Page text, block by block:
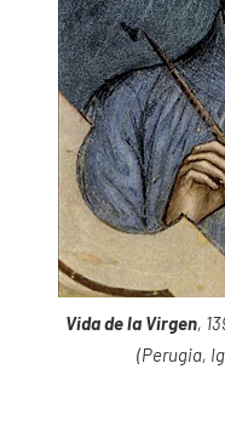
Vida de la Virgen,
(Perugia,